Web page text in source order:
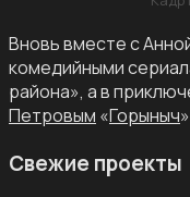
Вновь вместе с
комедийными
района», а в
Петровым «Горыныч
Свежие проекты